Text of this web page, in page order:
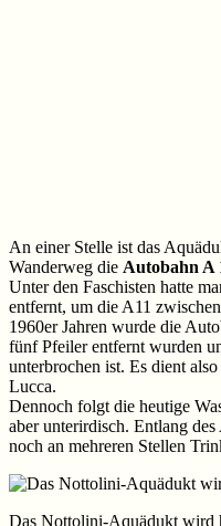
An einer Stelle ist das
Wanderweg die Autobahn A
Unter den Faschisten hatte
entfernt, um die A11
1960er Jahren wurde die
fünf Pfeiler entfernt wurden
unterbrochen ist. Es dient
Lucca.
Dennoch folgt die heutige
aber unterirdisch. Entlang
noch an mehreren Stellen
Das Nottolini-Aquädukt wird